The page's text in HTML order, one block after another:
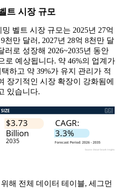
트 시장 규모
벨트 시장 규모는 2025년 27억
천만 달러, 2027년 28억 8천만 달
러로 성장해 2026~2035년 동안
로 예상됩니다. 약 46%의 업계가
하고 약 39%가 유지 관리가 적
장기적인 시장 확장이 강화됨에
있습니다.
해 전체 데이터 테이블, 세그먼